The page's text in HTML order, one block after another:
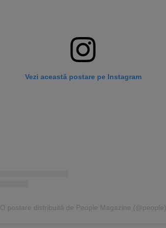
Vezi această postare pe Instagram
O postare distribuită de People Magazine (@people)